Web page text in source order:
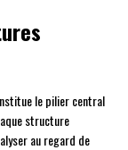
le pilier central
structure
au regard de